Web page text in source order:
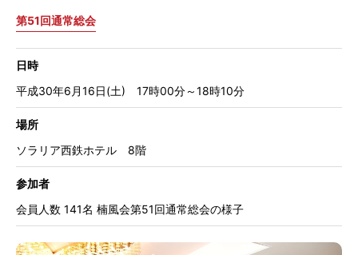
第51回通常総会
日時
平成30年6月16日(土) 17時00分～18時10分
場所
ソラリア西鉄ホテル 8階
参加者
会員人数 141名 楠風会第51回通常総会の様子